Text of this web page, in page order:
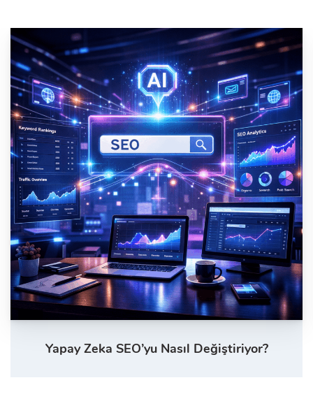
Yapay Zeka SEO’yu Nasıl Değiştiriyor?